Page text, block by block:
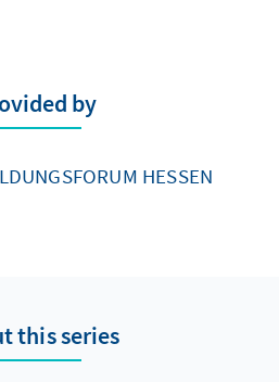
by
HESSEN
this series